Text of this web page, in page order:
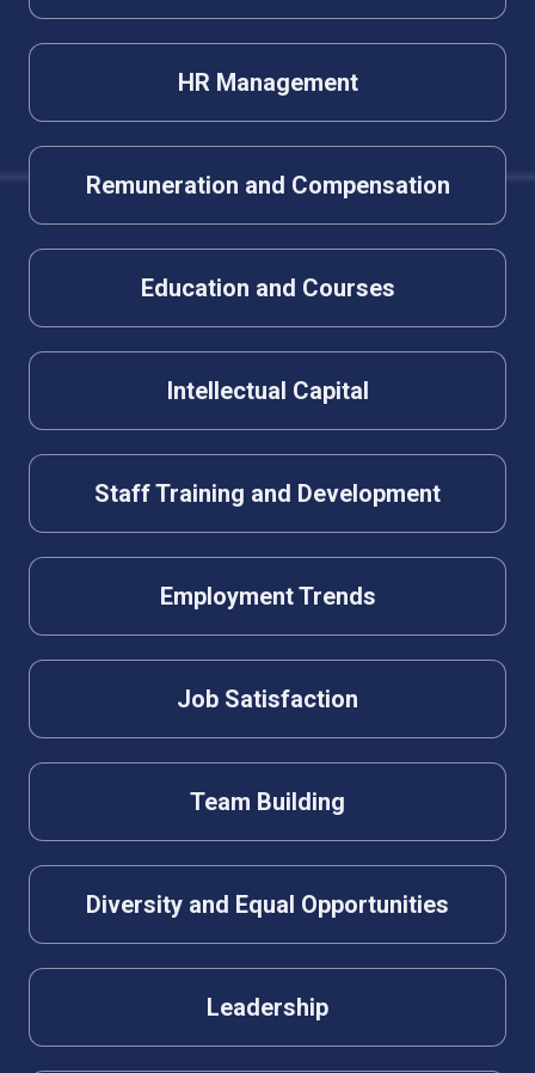
HR Management
Remuneration and Compensation
Education and Courses
Intellectual Capital
Staff Training and Development
Employment Trends
Job Satisfaction
Team Building
Diversity and Equal Opportunities
Leadership